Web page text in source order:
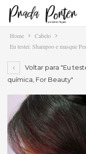
Home
Cabelo
Eu testei: Shampoo e masque
Voltar para "Eu
química, For Beauty"